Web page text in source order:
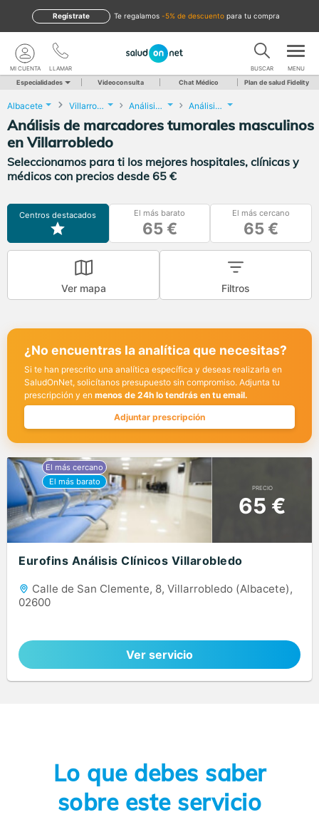
te regalamos -5% de descuento para tu compra
Regístrate
LLAMAR
MI CUENTA BUSCAR MENU
Especialidades Videoconsulta Chat Médico Plan de salud Fidelity
Albacete Villarrobledo Análisis Clínicos Análisis de marcadores tumorales masculinos
Análisis de marcadores tumorales masculinos
en Villarrobledo
Seleccionamos para ti los mejores hospitales, clínicas y
médicos con precios desde 65 €
Centros destacados El más barato
65 €
El más cercano
65 €
Ver mapa Filtros
¿No encuentras la analítica que necesitas?
Si te han prescrito una analítica específica y deseas realizarla en
SaludOnNet, solicítanos presupuesto sin compromiso. Adjunta tu
prescripción y en menos de 24h lo tendrás en tu email.
Adjuntar prescripción
PRECIO
65 €
Eurofins Análisis Clínicos Villarobledo
Calle de San Clemente, 8, Villarrobledo (Albacete),
02600
Ver servicio
Lo que debes saber
sobre este servicio